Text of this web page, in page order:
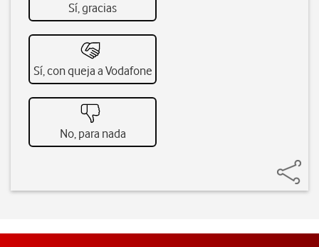
Sí, gracias
Sí, con queja a Vodafone
No, para nada